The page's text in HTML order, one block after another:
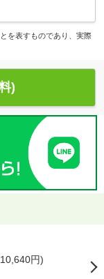
を表すものであり、実際
)
円)